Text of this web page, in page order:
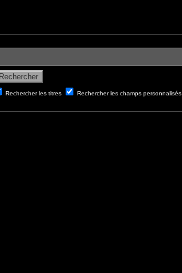
Rechercher les titres
Rechercher les champs personnalisés